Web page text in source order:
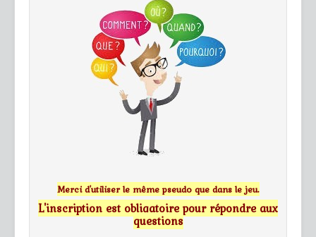
Merci d'utiliser le même pseudo que dans le jeu.
L'inscription est obligatoire pour répondre aux
questions